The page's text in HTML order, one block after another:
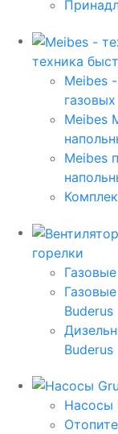
техника
Meibes
Meibes
Meibes
горелки
Buderus
Buderus
Насосы